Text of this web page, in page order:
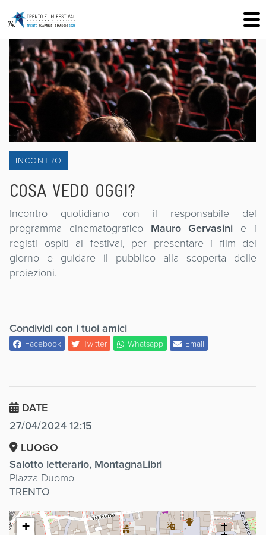
INCONTRO
COSA VEDO OGGI?
Incontro quotidiano con il responsabile del
programma cinematografico Mauro Gervasini e i
registi ospiti al festival, per presentare i film del
giorno e guidare il pubblico alla scoperta delle
proiezioni.
Condividi con i tuoi amici
Facebook Twitter Whatsapp Email
DATE
27/04/2024 12:15
LUOGO
Salotto letterario, MontagnaLibri
Piazza Duomo
TRENTO
+